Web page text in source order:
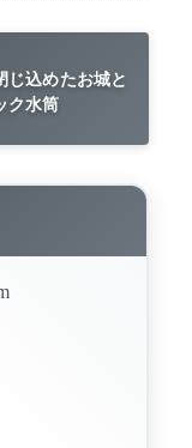
じ込めたお城と
ク水筒